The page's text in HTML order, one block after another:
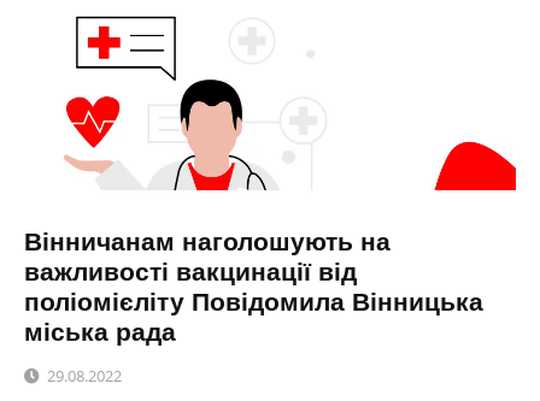
Вінничанам наголошують на
важливості вакцинації від
поліомієліту Повідомила Вінницька
міська рада
29.08.2022